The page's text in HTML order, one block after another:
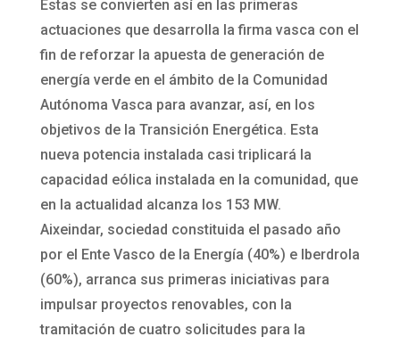
Estas se convierten así en las primeras
actuaciones que desarrolla la firma vasca con el
fin de reforzar la apuesta de generación de
energía verde en el ámbito de la Comunidad
Autónoma Vasca para avanzar, así, en los
objetivos de la Transición Energética. Esta
nueva potencia instalada casi triplicará la
capacidad eólica instalada en la comunidad, que
en la actualidad alcanza los 153 MW.
Aixeindar, sociedad constituida el pasado año
por el Ente Vasco de la Energía (40%) e Iberdrola
(60%), arranca sus primeras iniciativas para
impulsar proyectos renovables, con la
tramitación de cuatro solicitudes para la